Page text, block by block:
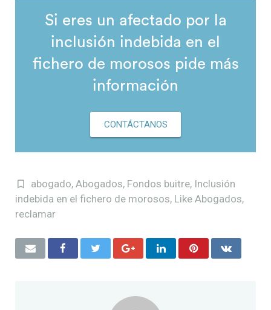
Si eres un afectado por la
inclusión indebida en el
fichero de morosos pide más
información
CONTÁCTANOS
abogado, Abogados, Fondos buitre, Inclusión
indebida en el fichero de morosos, Like Abogados,
reclamar